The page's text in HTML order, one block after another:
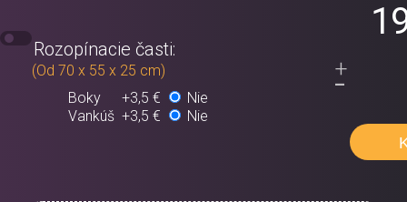
Rozopínacie časti:
(Od 70 x 55 x 25 cm)
Boky
+3,5 €
Nie
Vankúš +3,5 € Nie
-
+